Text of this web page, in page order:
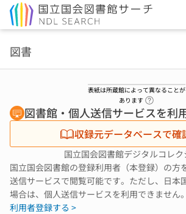
図書
表紙は所蔵館によって異なることが
あります
図書館・個人送信サービスを利
収録元データベースで確
国立国会図書館デジタルコレク
国立国会図書館の登録利用者（本登録）の方
送信サービスで閲覧可能です。ただし、日本
場合は、個人送信サービスを利用できません。
利用者登録する >